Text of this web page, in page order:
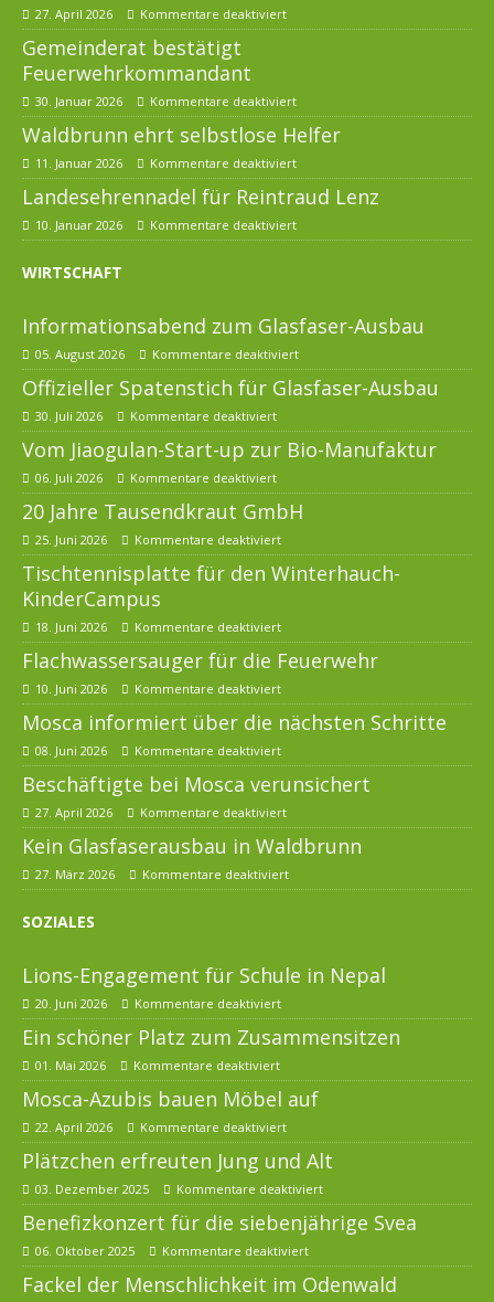
27. April 2026 Kommentare deaktiviert
Gemeinderat bestätigt
Feuerwehrkommandant
30. Januar 2026 Kommentare deaktiviert
Waldbrunn ehrt selbstlose Helfer
11. Januar 2026 Kommentare deaktiviert
Landesehrennadel für Reintraud Lenz
10. Januar 2026 Kommentare deaktiviert
WIRTSCHAFT
Informationsabend zum Glasfaser-Ausbau
05. August 2026 Kommentare deaktiviert
Offizieller Spatenstich für Glasfaser-Ausbau
30. Juli 2026 Kommentare deaktiviert
Vom Jiaogulan-Start-up zur Bio-Manufaktur
06. Juli 2026 Kommentare deaktiviert
20 Jahre Tausendkraut GmbH
25. Juni 2026 Kommentare deaktiviert
Tischtennisplatte für den Winterhauch-
KinderCampus
18. Juni 2026 Kommentare deaktiviert
Flachwassersauger für die Feuerwehr
10. Juni 2026 Kommentare deaktiviert
Mosca informiert über die nächsten Schritte
08. Juni 2026 Kommentare deaktiviert
Beschäftigte bei Mosca verunsichert
27. April 2026 Kommentare deaktiviert
Kein Glasfaserausbau in Waldbrunn
27. März 2026 Kommentare deaktiviert
SOZIALES
Lions-Engagement für Schule in Nepal
20. Juni 2026 Kommentare deaktiviert
Ein schöner Platz zum Zusammensitzen
01. Mai 2026 Kommentare deaktiviert
Mosca-Azubis bauen Möbel auf
22. April 2026 Kommentare deaktiviert
Plätzchen erfreuten Jung und Alt
03. Dezember 2025 Kommentare deaktiviert
Benefizkonzert für die siebenjährige Svea
06. Oktober 2025 Kommentare deaktiviert
Fackel der Menschlichkeit im Odenwald